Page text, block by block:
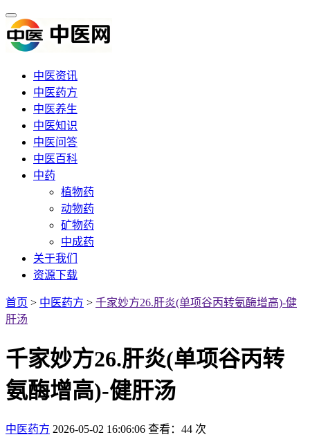
中医资讯
中医药方
中医养生
中医知识
中医问答
中医百科
中药
植物药
动物药
矿物药
中成药
关于我们
资源下载
首页 > 中医药方 > 千家妙方26.肝炎(单项谷丙转氨酶增高)-健
肝汤
千家妙方26.肝炎(单项谷丙转
氨酶增高)-健肝汤
中医药方 2026-05-02 16:06:06 查看：44 次